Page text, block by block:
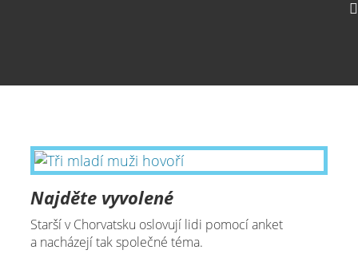
Najděte vyvolené
Starší v Chorvatsku oslovují lidi pomocí anket
a nacházejí tak společné téma.